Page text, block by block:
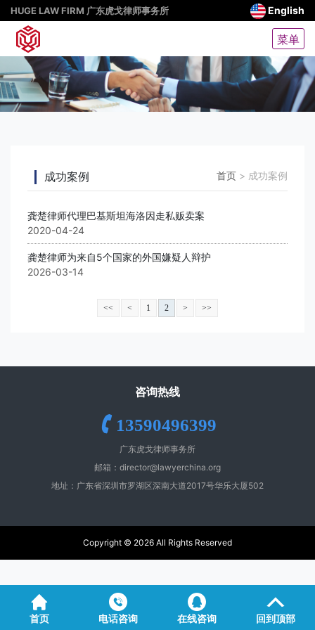
HUGE LAW FIRM 广东虎戈律师事务所 English
菜单
成功案例 首页 > 成功案例
龚楚律师代理巴基斯坦海洛因走私贩卖案
2020-04-24
龚楚律师为来自5个国家的外国嫌疑人辩护
2026-03-14
<< < 1 2 > >>
咨询热线
13590496399
广东虎戈律师事务所
邮箱： director@lawyerchina.org
地址：广东省深圳市罗湖区深南大道2017号华乐大厦502
Copyright ©️ 2026 All Rights Reserved
首页 电话咨询 在线咨询 回到顶部